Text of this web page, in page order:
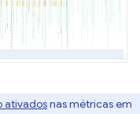
ativadosnas métricas em